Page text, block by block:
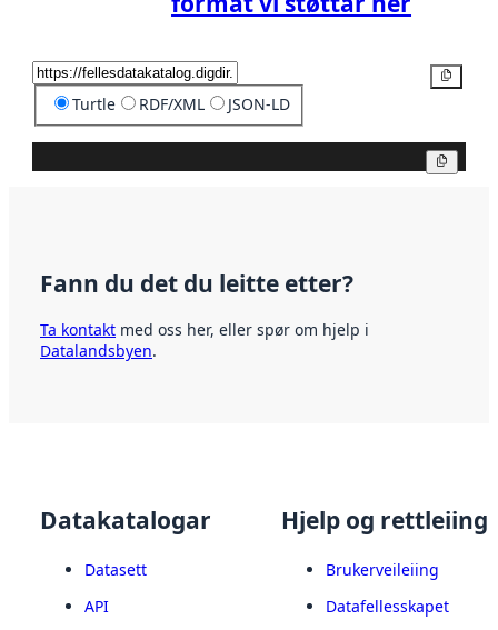
Turtle RDF/XML JSON-LD
Fann du det du leitte etter?
Ta kontakt med oss her, eller spør om hjelp i
Datalandsbyen.
Datakatalogar
Datasett
API
Hjelp og rettleiing
Brukerveileiing
Datafellesskapet